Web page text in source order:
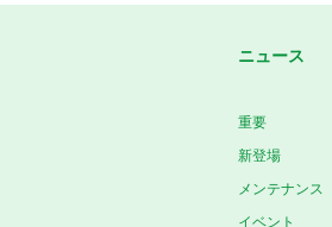
ニュース
重要
新登場
メンテナンス
イベント